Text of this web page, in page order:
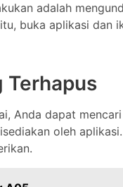
adalah
buka aplikasi dan
Terhapus
Anda dapat
oleh